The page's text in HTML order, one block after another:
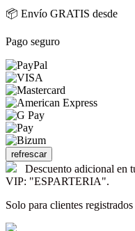
📦 Envío GRATIS desde
Pago seguro
Descuento adicional en
VIP: "ESPARTERIA".
Solo para clientes registrados